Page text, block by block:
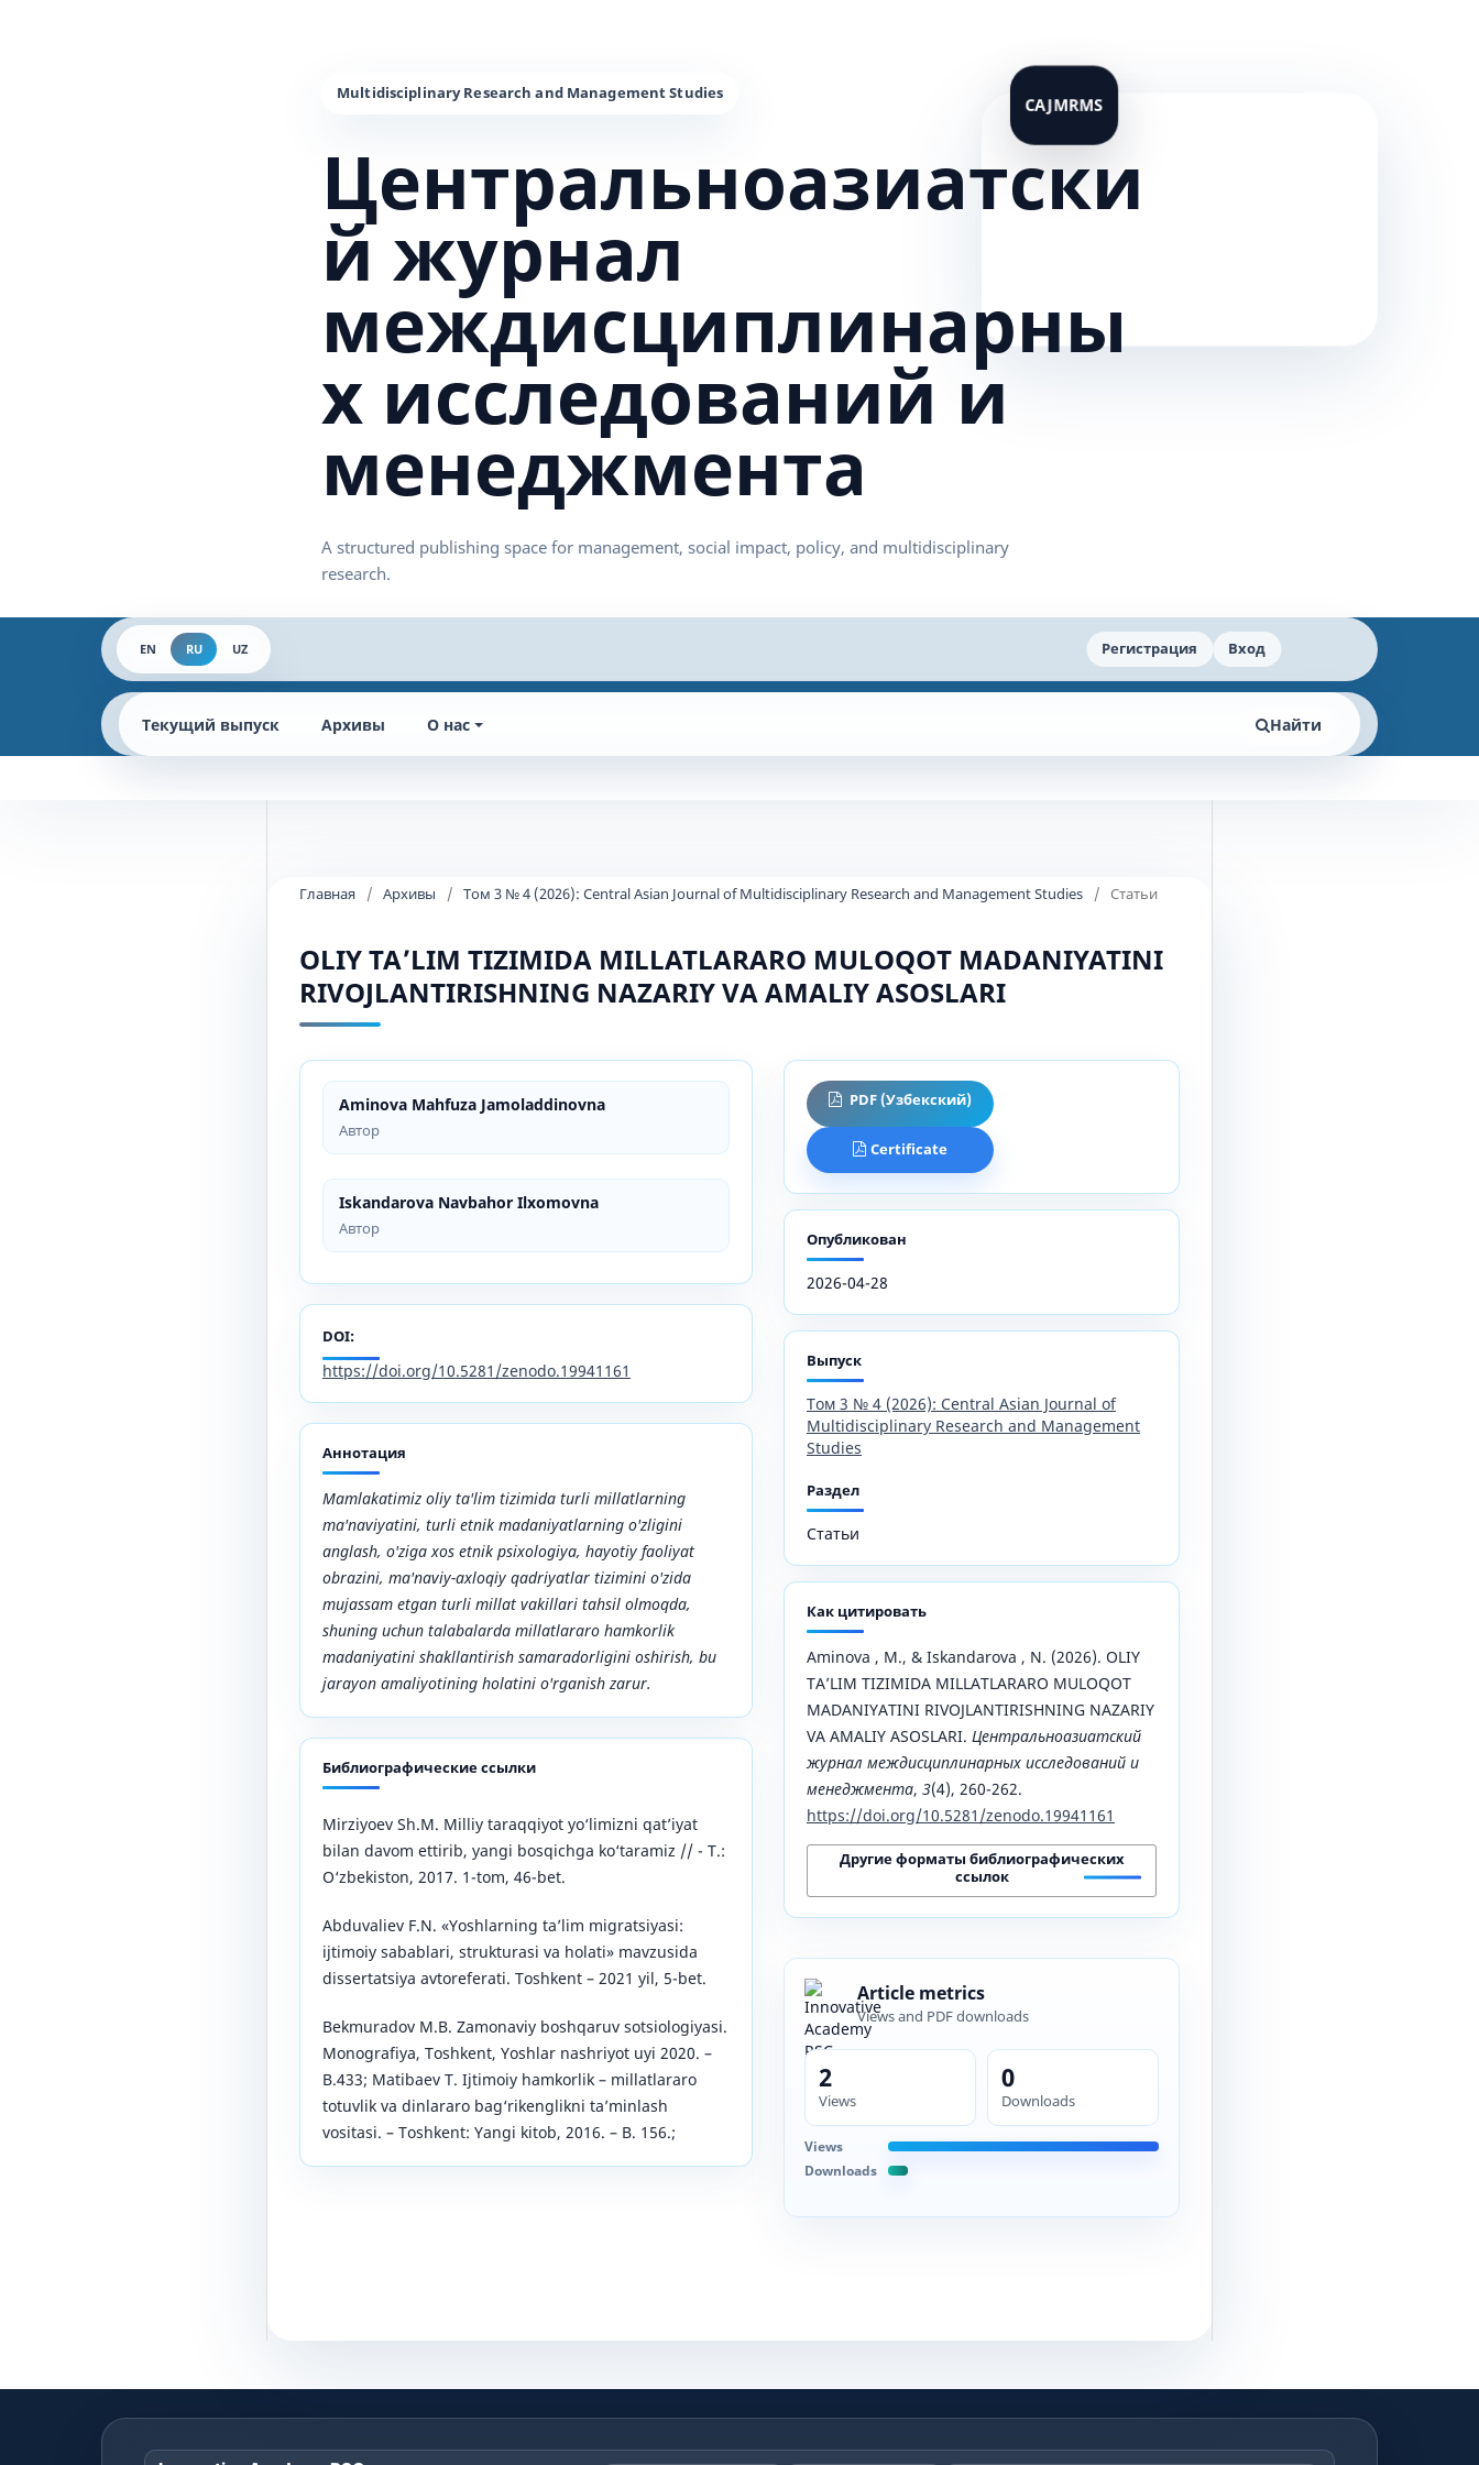
Центральноазиатски
й журнал
междисциплинарны
х исследований и
менеджмента
EN RU UZ Регистрация Вход
Текущий выпуск Архивы О нас Найти
Главная / Архивы / Том 3 № 4 (2026): Central Asian Journal of Multidisciplinary Research and Management Studies / Статьи
OLIY TAʼLIM TIZIMIDA MILLATLARARO MULOQOT MADANIYATINI
RIVOJLANTIRISHNING NAZARIY VA AMALIY ASOSLARI
Aminova Mahfuza Jamoladdinovna
Автор
Iskandarova Navbahor Ilxomovna
Автор
DOI:
https://doi.org/10.5281/zenodo.19941161
Аннотация
Mamlakatimiz oliy ta'lim tizimida turli millatlarning
ma'naviyatini, turli etnik madaniyatlarning o'zligini
anglash, o'ziga xos etnik psixologiya, hayotiy faoliyat
obrazini, ma'naviy-axloqiy qadriyatlar tizimini o'zida
mujassam etgan turli millat vakillari tahsil olmoqda,
shuning uchun talabalarda millatlararo hamkorlik
madaniyatini shakllantirish samaradorligini oshirish, bu
jarayon amaliyotining holatini o'rganish zarur.
Библиографические ссылки
Mirziyoev Sh.M. Milliy taraqqiyot yo‘limizni qat’iyat
bilan davom ettirib, yangi bosqichga ko‘taramiz // - T.:
O‘zbekiston, 2017. 1-tom, 46-bet.
Abduvaliev F.N. «Yoshlarning ta’lim migratsiyasi:
ijtimoiy sabablari, strukturasi va holati» mavzusida
dissertatsiya avtoreferati. Toshkent – 2021 yil, 5-bet.
Bekmuradov M.B. Zamonaviy boshqaruv sotsiologiyasi.
Monografiya, Toshkent, Yoshlar nashriyot uyi 2020. –
B.433; Matibaev T. Ijtimoiy hamkorlik – millatlararo
totuvlik va dinlararo bag‘rikenglikni ta’minlash
vositasi. – Toshkent: Yangi kitob, 2016. – B. 156.;
PDF (Узбекский)
Certificate
Опубликован
2026-04-28
Выпуск
Том 3 № 4 (2026): Central Asian Journal of
Multidisciplinary Research and Management
Studies
Раздел
Статьи
Как цитировать
Aminova , M., & Iskandarova , N. (2026). OLIY
TAʼLIM TIZIMIDA MILLATLARARO MULOQOT
MADANIYATINI RIVOJLANTIRISHNING NAZARIY
VA AMALIY ASOSLARI. Центральноазиатский
журнал междисциплинарных исследований и
менеджмента, 3(4), 260-262.
https://doi.org/10.5281/zenodo.19941161
Другие форматы библиографических
ссылок
Article metrics
Views and PDF downloads
2
Views
0
Downloads
Views
Downloads